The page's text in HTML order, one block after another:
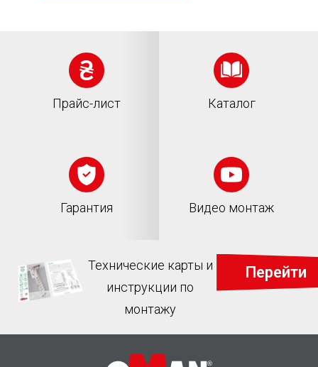
Прайс-лист Каталог
Гарантия Видео монтаж
Технические карты и
инструкции по
монтажу
Перейти